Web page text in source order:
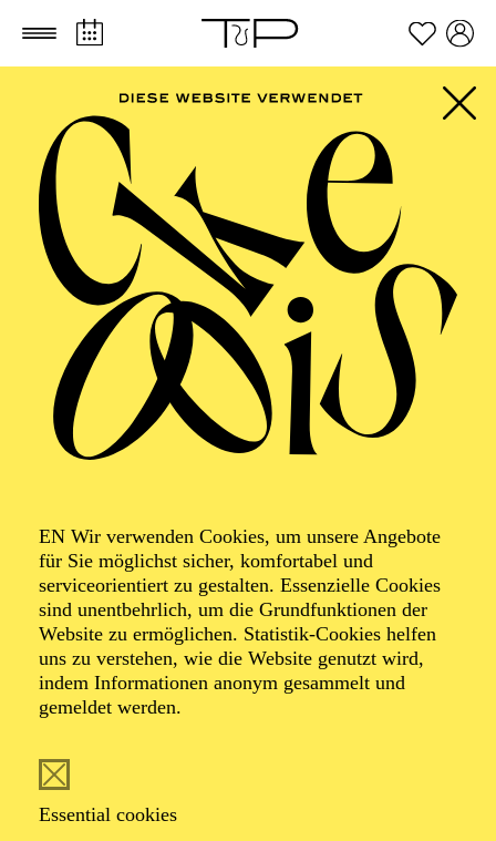
Zum Hauptinhalt springen Zum Footer springen
EN Wir verwenden Cookies, um unsere Angebote
für Sie möglichst sicher, komfortabel und
serviceorientiert zu gestalten. Essenzielle Cookies
sind unentbehrlich, um die Grundfunktionen der
Website zu ermöglichen. Statistik-Cookies helfen
uns zu verstehen, wie die Website genutzt wird,
indem Informationen anonym gesammelt und
gemeldet werden.
Essential cookies
FILTER
DECEMBER 2026
PHILHARMONIE ESSEN
Tuesday
01.12.2026
20:00 - 22:00
Alfried Krupp Saal
SYMPHONIE-ORCHESTER
CHRISTIAN VON GEHREN
Werke von Antonín Dvorák, Engelbert Humperdinck, Paul
Organiser: Essener Jugend-Symphonie-Orchester
PHILHARMONIE ESSEN
Wednesday
02.12.2026